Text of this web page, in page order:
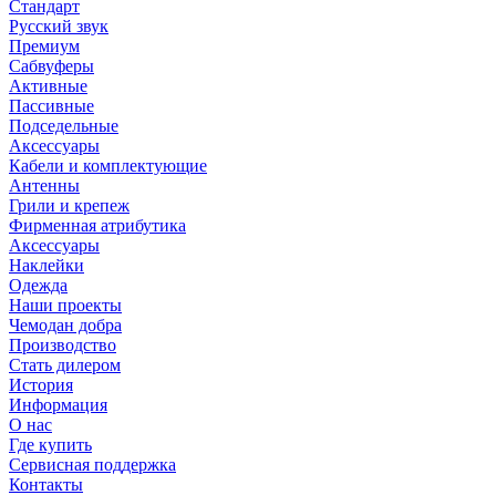
Стандарт
Русский звук
Премиум
Сабвуферы
Активные
Пассивные
Подседельные
Аксессуары
Кабели и комплектующие
Антенны
Грили и крепеж
Фирменная атрибутика
Аксессуары
Наклейки
Одежда
Наши проекты
Чемодан добра
Производство
Стать дилером
История
Информация
О нас
Где купить
Сервисная поддержка
Контакты